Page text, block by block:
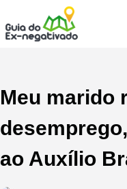
Meu marido
ao Auxílio